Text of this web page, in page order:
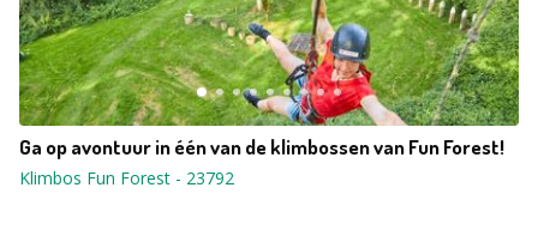
Ga op avontuur in één van de klimbossen van Fun Forest!
Klimbos Fun Forest - 23792